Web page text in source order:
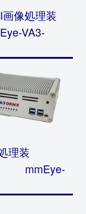
像処理装
VA3-
理装